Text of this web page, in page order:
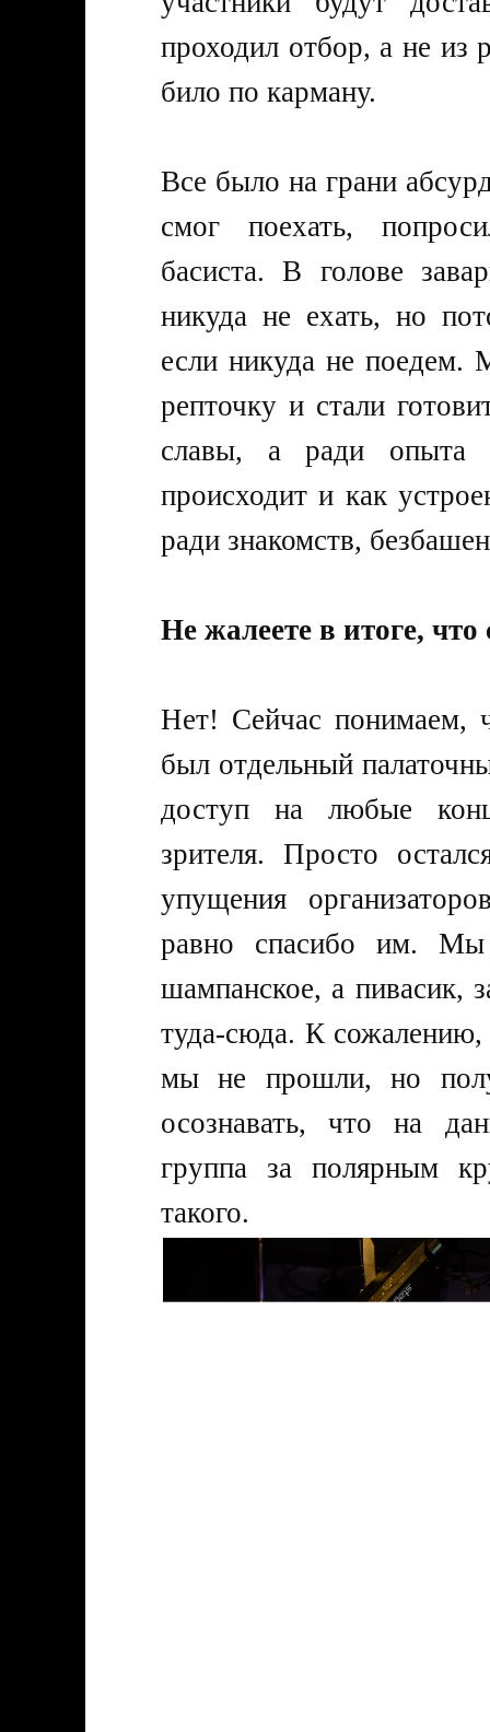
проходил отбор, а не из
било по карману.
Все было на грани
смог поехать,
басиста. В голове
никуда не ехать, но
если никуда не поедем.
репточку и стали
славы, а ради опыта
происходит и как
ради знакомств,
Не жалеете в итоге,
Нет! Сейчас понимаем,
был отдельный
доступ на любые
зрителя. Просто
упущения
равно спасибо им.
шампанское, а пивасик,
туда-сюда. К сожалению,
мы не прошли, но
осознавать, что на
группа за полярным
такого.